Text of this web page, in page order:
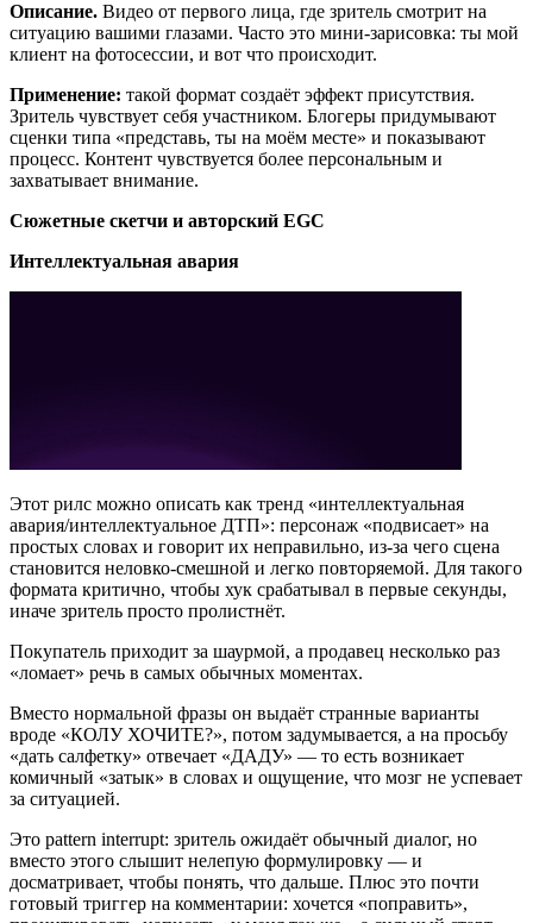
Описание. Видео от первого лица, где зритель смотрит на
ситуацию вашими глазами. Часто это мини-зарисовка: ты мой
клиент на фотосессии, и вот что происходит.
Применение: такой формат создаёт эффект присутствия.
Зритель чувствует себя участником. Блогеры придумывают
сценки типа «представь, ты на моём месте» и показывают
процесс. Контент чувствуется более персональным и
захватывает внимание.
Сюжетные скетчи и авторский EGC
Интеллектуальная авария
Этот рилс можно описать как тренд «интеллектуальная
авария/интеллектуальное ДТП»: персонаж «подвисает» на
простых словах и говорит их неправильно, из‑за чего сцена
становится неловко-смешной и легко повторяемой. Для такого
формата критично, чтобы хук срабатывал в первые секунды,
иначе зритель просто пролистнёт.
Покупатель приходит за шаурмой, а продавец несколько раз
«ломает» речь в самых обычных моментах.
Вместо нормальной фразы он выдаёт странные варианты
вроде «КОЛУ ХОЧИТЕ?», потом задумывается, а на просьбу
«дать салфетку» отвечает «ДАДУ» — то есть возникает
комичный «затык» в словах и ощущение, что мозг не успевает
за ситуацией.
Это pattern interrupt: зритель ожидаёт обычный диалог, но
вместо этого слышит нелепую формулировку — и
досматривает, чтобы понять, что дальше. Плюс это почти
готовый триггер на комментарии: хочется «поправить»,